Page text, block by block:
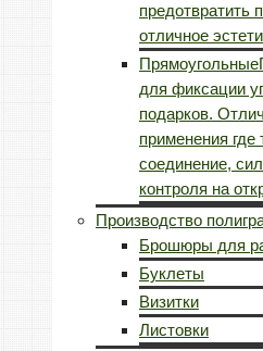
предотвратить
отличное
Прямоугольные
для фиксации
подарков.
применения где
соединение,
контроля на
Производство
Брошюры для
Буклеты
Визитки
Листовки